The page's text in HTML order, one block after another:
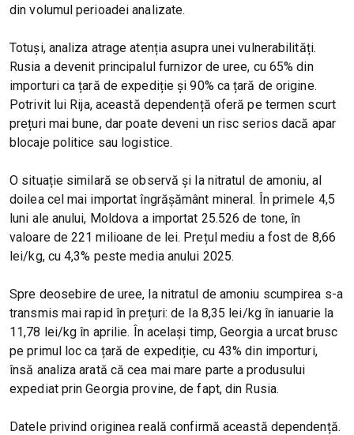
din volumul perioadei analizate.
Totuși, analiza atrage atenția asupra unei vulnerabilități.
Rusia a devenit principalul furnizor de uree, cu 65% din
importuri ca țară de expediție și 90% ca țară de origine.
Potrivit lui Rija, această dependență oferă pe termen scurt
prețuri mai bune, dar poate deveni un risc serios dacă apar
blocaje politice sau logistice.
O situație similară se observă și la nitratul de amoniu, al
doilea cel mai importat îngrășământ mineral. În primele 4,5
luni ale anului, Moldova a importat 25.526 de tone, în
valoare de 221 milioane de lei. Prețul mediu a fost de 8,66
lei/kg, cu 4,3% peste media anului 2025.
Spre deosebire de uree, la nitratul de amoniu scumpirea s-a
transmis mai rapid în prețuri: de la 8,35 lei/kg în ianuarie la
11,78 lei/kg în aprilie. În același timp, Georgia a urcat brusc
pe primul loc ca țară de expediție, cu 43% din importuri,
însă analiza arată că cea mai mare parte a produsului
expediat prin Georgia provine, de fapt, din Rusia.
Datele privind originea reală confirmă această dependență.